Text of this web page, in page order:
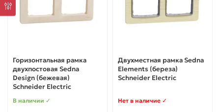
Горизонтальная рамка
двухпостовая Sedna
Design (бежевая)
Schneider Electric
В наличии ✓
Двухместная рамка Sedna
Elements (береза)
Schneider Electric
Нет в наличие ✓